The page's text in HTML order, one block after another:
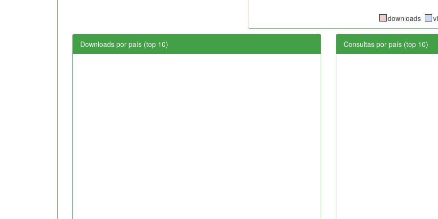
downloads
Downloads por país (top 10) Consultas por país (top 10)